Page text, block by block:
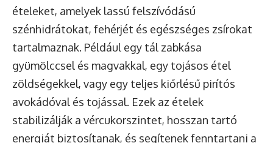
ételeket, amelyek lassú felszívódású
szénhidrátokat, fehérjét és egészséges zsírokat
tartalmaznak. Például egy tál zabkása
gyümölccsel és magvakkal, egy tojásos étel
zöldségekkel, vagy egy teljes kiőrlésű pirítós
avokádóval és tojással. Ezek az ételek
stabilizálják a vércukorszintet, hosszan tartó
energiát biztosítanak, és segítenek fenntartani a